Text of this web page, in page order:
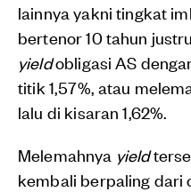
lainnya yakni tingkat
bertenor 10 tahun
yieldobligasi AS
titik 1,57%, atau
lalu di kisaran 1,62%.
Melemahnya yield
kembali berpaling dari